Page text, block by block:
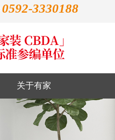
0592-3330188
关于有家